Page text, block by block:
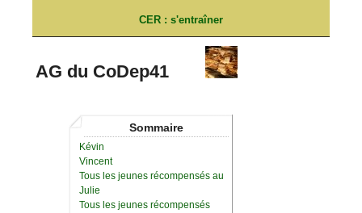
CER : s'entraîner
AG du CoDep41
Sommaire
Kévin
Vincent
Tous les jeunes récompensés au
Julie
Tous les jeunes récompensés